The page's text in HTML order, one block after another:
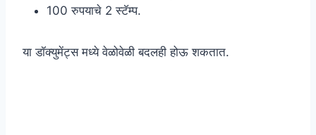
100 रुपयाचे 2 स्टॅम्प.
या डॉक्युमेंट्स मध्ये वेळोवेळी बदलही होऊ शकतात.